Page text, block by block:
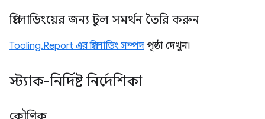
প্রিলোডিংয়ের জন্য টুল সমর্থন তৈরি করুন
Tooling.Report এর প্রিলোডিং সম্পদ পৃষ্ঠা দেখুন।
স্ট্যাক-নির্দিষ্ট নির্দেশিকা